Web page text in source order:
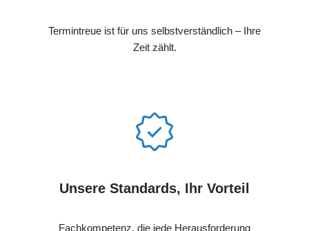
Termintreue ist für uns selbstverständlich – Ihre
Zeit zählt.
Unsere Standards, Ihr Vorteil
Fachkompetenz, die jede Herausforderung